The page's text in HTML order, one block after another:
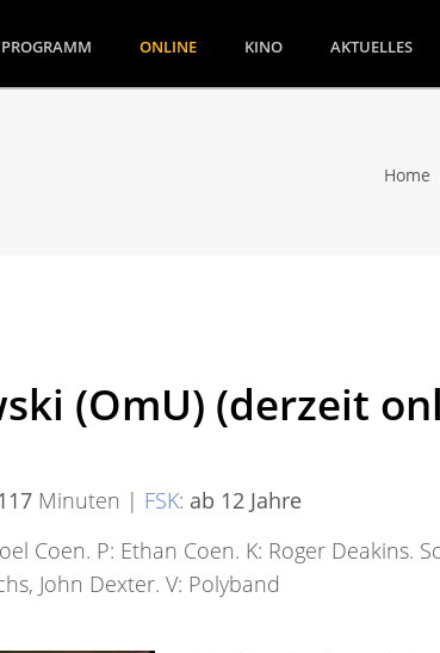
PROGRAMM (CURRENT)ONLINE KINO AKTUELLES
Home
(OmU) (derzeit
Minuten | FSK: ab 12 Jahre
Coen. P: Ethan Coen. K: Roger Deakins.
John Dexter. V: Polyband